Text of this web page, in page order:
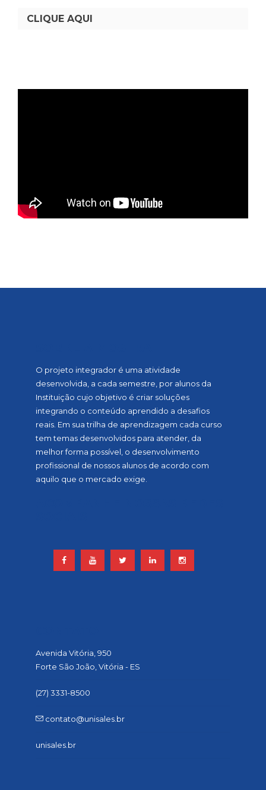
CLIQUE AQUI
O projeto integrador é uma atividade
desenvolvida, a cada semestre, por alunos da
Instituição cujo objetivo é criar soluções
integrando o conteúdo aprendido a desafios
reais. Em sua trilha de aprendizagem cada curso
tem temas desenvolvidos para atender, da
melhor forma possível, o desenvolvimento
profissional de nossos alunos de acordo com
aquilo que o mercado exige.
Avenida Vitória, 950
Forte São João, Vitória - ES
(27) 3331-8500
contato@unisales.br
unisales.br